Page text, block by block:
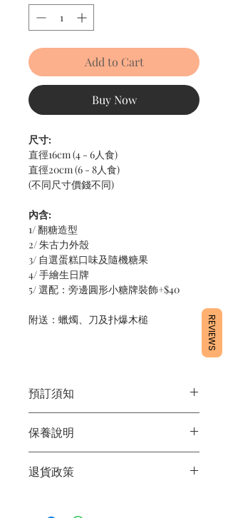
Add to Cart
Buy Now
尺寸:
直徑16cm (4 - 6人食)
直徑20cm (6 - 8人食)
(不同尺寸價錢不同)
內含:
1/ 翻糖造型
2/ 朱古力外殼
3/ 自選蛋糕口味及隨機糖果
4/ 手繪生日牌
5/ 選配：旁邊圓形小糖牌裝飾+$40
附送：蠟燭、刀及扑爆木槌
預訂須知
定日期取貨請提早10 - 14天前落單🤗
2/ 下單後24小時內會有專人電郵確認訂
單
3/ 取貨時需要出示確認訊息 或 訂單編
保養說明
2/ 運送時避免大力搖晃
退貨政策
作，不設退換。
REVIEWS